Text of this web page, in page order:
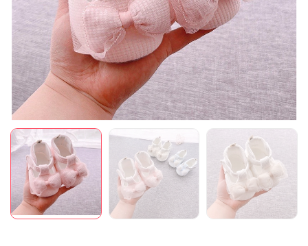
Mã giảm giá:
Ngày hết hạn:
Điều kiện: